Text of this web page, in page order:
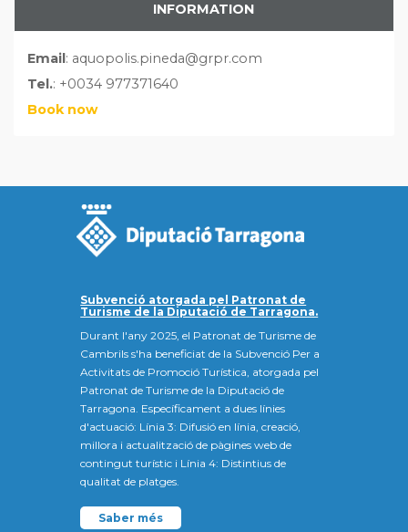
INFORMATION
Email: aquopolis.pineda@grpr.com
Tel.: +0034 977371640
Book now
Subvenció atorgada pel Patronat de
Turisme de la Diputació de Tarragona.
Durant l'any 2025, el Patronat de Turisme de
Cambrils s'ha beneficiat de la Subvenció Per a
Activitats de Promoció Turística, atorgada pel
Patronat de Turisme de la Diputació de
Tarragona. Específicament a dues línies
d'actuació: Línia 3: Difusió en línia, creació,
millora i actualització de pàgines web de
contingut turístic i Línia 4: Distintius de
qualitat de platges.
Saber més